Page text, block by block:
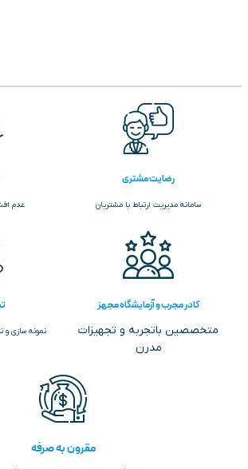
رضایت مشتری
سامانه مدیریت ارتباط با مشتریان عدم
کادر مجرب و آزمایشگاه مجهز
متخصصین باتجربه و تجهیزات
مدرن
نمونه سازی و
مقرون به صرفه